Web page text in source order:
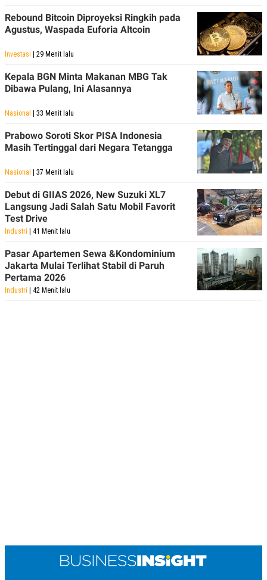
Rebound Bitcoin Diproyeksi Ringkih pada
Agustus, Waspada Euforia Altcoin
Investasi | 29 Menit lalu
Kepala BGN Minta Makanan MBG Tak
Dibawa Pulang, Ini Alasannya
Nasional | 33 Menit lalu
Prabowo Soroti Skor PISA Indonesia
Masih Tertinggal dari Negara Tetangga
Nasional | 37 Menit lalu
Debut di GIIAS 2026, New Suzuki XL7
Langsung Jadi Salah Satu Mobil Favorit
Test Drive
Industri | 41 Menit lalu
Pasar Apartemen Sewa &Kondominium
Jakarta Mulai Terlihat Stabil di Paruh
Pertama 2026
Industri | 42 Menit lalu